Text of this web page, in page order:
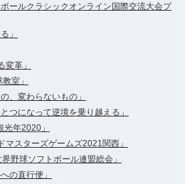
ールクラシックオンライン国際交流大会プ
」
革」
室」
、変わらないもの」
つになって逆境を乗り越える」
年2020」
スターズゲームズ2021関西」
野球ソフトボール連盟総会」
の直行便」